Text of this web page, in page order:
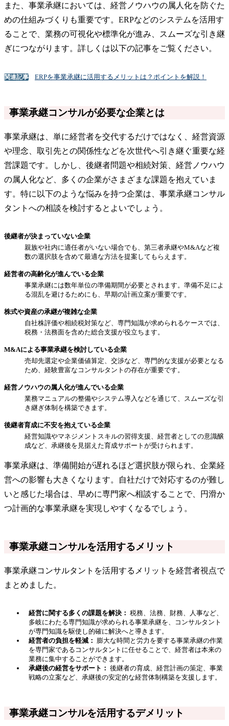
また、事業承継においては、経営ノウハウの属人化を防ぐた
めの仕組みづくりも重要です。ERPなどのシステムを活用す
ることで、業務の可視化や標準化が進み、スムーズな引き継
ぎにつながります。詳しくは以下の記事をご覧ください。
関連記事 ERPを事業承継に活用するメリットは？ポイントを解説！
事業承継コンサルが必要な企業とは
事業承継は、単に経営者を交代するだけではなく、経営資源
や理念、取引先との関係性などを次世代へ引き継ぐ重要な経
営課題です。しかし、後継者問題や相続対策、経営ノウハウ
の属人化など、多くの企業がさまざまな課題を抱えていま
す。特に以下のような悩みを持つ企業は、事業承継コンサル
タントへの相談を検討するとよいでしょう。
後継者が決まっていない企業
親族や社内に適任者がいない場合でも、第三者承継やM&Aなど複
数の選択肢を含めて最適な方法を提案してもらえます。
経営者の高齢化が進んでいる企業
事業承継には数年単位の準備期間が必要とされます。準備不足によ
る混乱を避けるためにも、早期の計画立案が重要です。
株式や資産の承継が複雑な企業
自社株評価や相続税対策など、専門知識が求められるケースでは、
税務・法務面を含めた総合支援が役立ちます。
M&Aによる事業承継を検討している企業
売却先選定や企業価値算定、交渉など、専門的な支援が必要となる
ため、経験豊富なコンサルタントの存在が重要です。
経営ノウハウの属人化が進んでいる企業
業務マニュアルの整備やシステム導入などを通じて、スムーズな引
き継ぎ体制を構築できます。
後継者育成に不安を抱えている企業
経営知識やマネジメントスキルの習得支援、経営者としての意識醸
成など、承継後を見据えた育成サポートが受けられます。
事業承継は、準備開始が遅れるほど選択肢が限られ、企業経
営への影響も大きくなります。自社だけで対応するのが難し
いと感じた場合は、早めに専門家へ相談することで、円滑か
つ計画的な事業承継を実現しやすくなるでしょう。
事業承継コンサルを活用するメリット
事業承継コンサルタントを活用するメリットを経営者視点で
まとめました。
経営に関する多くの課題を解決： 税務、法務、財務、人事など、
多岐にわたる専門知識が求められる事業承継を、コンサルタント
が専門知識を駆使し的確に解決へと導きます。
経営者の負担を軽減： 膨大な時間と労力を要する事業承継の作業
を専門家であるコンサルタントに任せることで、経営者は本来の
業務に集中することができます。
承継後の経営をサポート： 後継者の育成、経営計画の策定、事業
戦略の立案など、承継後の安定的な経営体制構築を支援します。
事業承継コンサルを活用するデメリット